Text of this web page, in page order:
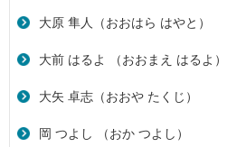
大原 隼人（おおはら はやと）
大前 はるよ （おおまえ はるよ）
大矢 卓志（おおや たくじ）
岡 つよし （おか つよし）